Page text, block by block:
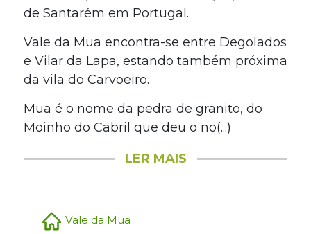
de Santarém em Portugal.
Vale da Mua encontra-se entre Degolados
e Vilar da Lapa, estando também próxima
da vila do Carvoeiro.
Mua é o nome da pedra de granito, do
Moinho do Cabril que deu o no(...)
LER MAIS
Vale da Mua